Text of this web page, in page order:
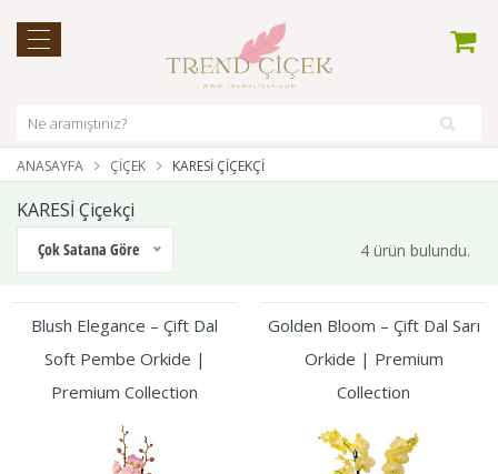
ANASAYFA ÇIÇEK KARESİ ÇIÇEKÇI
KARESİ Çiçekçi
Çok Satana Göre 4 ürün bulundu.
Blush Elegance – Çift Dal
Soft Pembe Orkide |
Premium Collection
Golden Bloom – Çift Dal Sarı
Orkide | Premium
Collection